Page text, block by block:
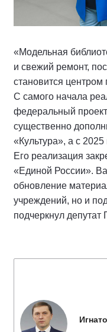
«Модельная
и свежий ремонт,
становится центром
С самого начала
федеральный
существенно
«Культура», а с
Его реализация
«Единой России».
обновление
учреждений, но и
подчеркнул депутат